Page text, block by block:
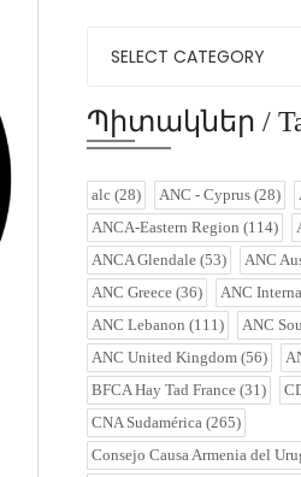
Պիտակներ /
alc (28) ANC - Cyprus (28)
ANCA-Eastern Region (114)
ANCA Glendale (53) ANC
ANC Greece (36) ANC
ANC Lebanon (111) ANC
ANC United Kingdom (56)
BFCA Hay Tad France (31)
CNA Sudamérica (265)
Consejo Causa Armenia del